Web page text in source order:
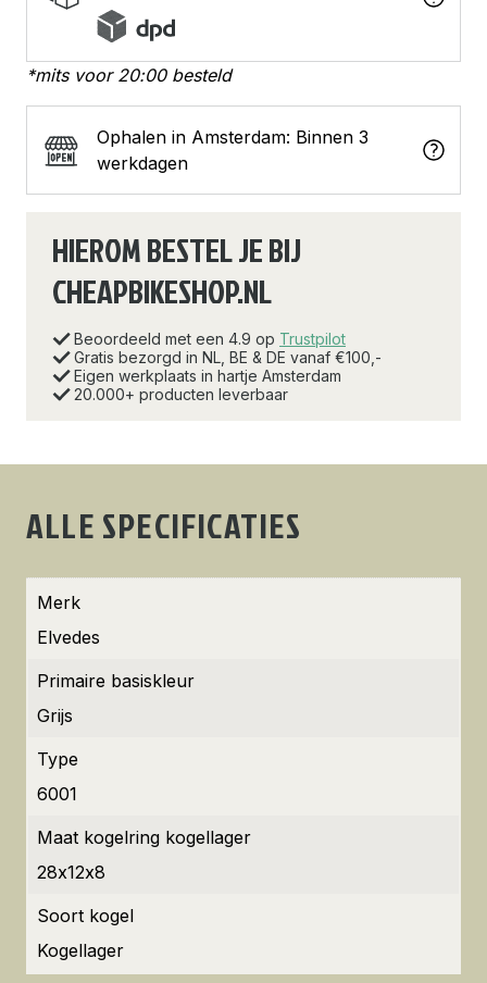
*mits voor 20:00 besteld
Ophalen in Amsterdam: Binnen 3
werkdagen
HIEROM BESTEL JE BIJ
CHEAPBIKESHOP.NL
Beoordeeld met een 4.9 op Trustpilot
Gratis bezorgd in NL, BE & DE vanaf €100,-
Eigen werkplaats in hartje Amsterdam
20.000+ producten leverbaar
ALLE SPECIFICATIES
Merk
Elvedes
Primaire basiskleur
Grijs
Type
6001
Maat kogelring kogellager
28x12x8
Soort kogel
Kogellager